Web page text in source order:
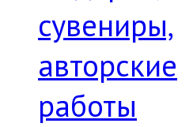
сувениры,
авторские
работы